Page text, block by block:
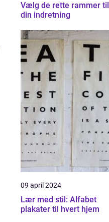
Vælg de rette rammer til
din indretning
09 april 2024
Lær med stil: Alfabet
plakater til hvert hjem